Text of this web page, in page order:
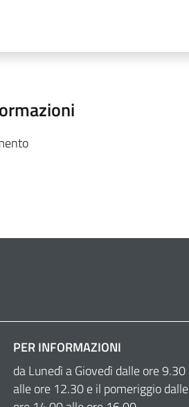
PER INFORMAZIONI
da Lunedì a Giovedì dalle ore 9.30
alle ore 12.30 e il pomeriggio dalle